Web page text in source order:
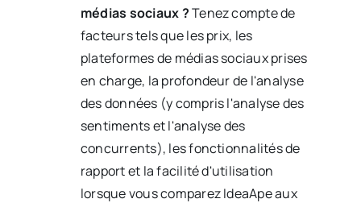
médias sociaux ?Tenez compte de
facteurs tels que les prix, les
plateformes de médias sociaux prises
en charge, la profondeur de l'analyse
des données (y compris l'analyse des
sentiments et l'analyse des
concurrents), les fonctionnalités de
rapport et la facilité d'utilisation
lorsque vous comparez IdeaApe aux